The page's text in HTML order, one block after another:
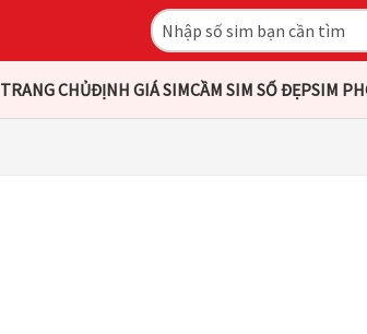
TRANG CHỦĐỊNH GIÁ SIMCẦM SIM SỐ ĐẸPSIM